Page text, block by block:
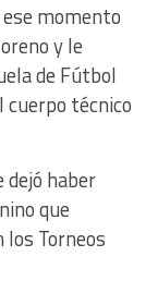
momento
y le
de Fútbol
cuerpo técnico
dejó haber
que
los Torneos